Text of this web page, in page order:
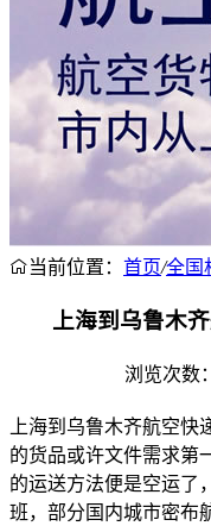
当前位置： 首页/全国
上海到乌鲁木
浏览次数
上海到乌鲁木齐航空快
的货品或许文件需求第
的运送方法便是空运了
班，部分国内城市密布